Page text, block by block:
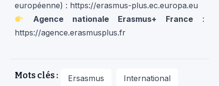
européenne) : https://erasmus-plus.ec.europa.eu
Agence nationale Erasmus+ France:
https://agence.erasmusplus.fr
Mots clés : Ersasmus International